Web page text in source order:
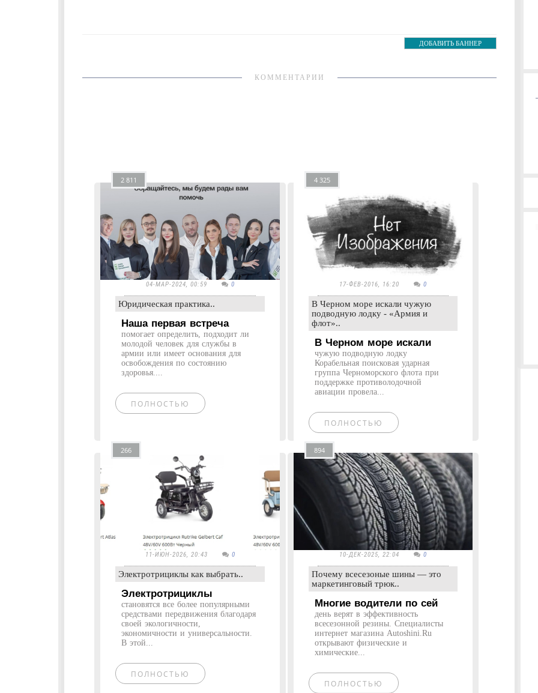
ДОБАВИТЬ БАННЕР
КОММЕНТАРИИ
2 811
04-МАР-2024, 00:59 0
Юридическая практика..
Наша первая встреча
помогает определить, подходит ли
молодой человек для службы в
армии или имеет основания для
освобождения по состоянию
здоровья....
ПОЛНОСТЬЮ
4 325
17-ФЕВ-2016, 16:20 0
В Черном море искали чужую
подводную лодку - «Армия и
флот»..
В Черном море искали
чужую подводную лодку
Корабельная поисковая ударная
группа Черноморского флота при
поддержке противолодочной
авиации провела...
ПОЛНОСТЬЮ
266
11-ИЮН-2026, 20:43 0
Электротрициклы как выбрать..
Электротрициклы
становятся все более популярными
средствами передвижения благодаря
своей экологичности,
экономичности и универсальности.
В этой...
ПОЛНОСТЬЮ
894
10-ДЕК-2025, 22:04 0
Почему всесезоные шины — это
маркетинговый трюк..
Многие водители по сей
день верят в эффективность
всесезонной резины. Специалисты
интернет магазина Autoshini.Ru
открывают физические и
химические...
ПОЛНОСТЬЮ